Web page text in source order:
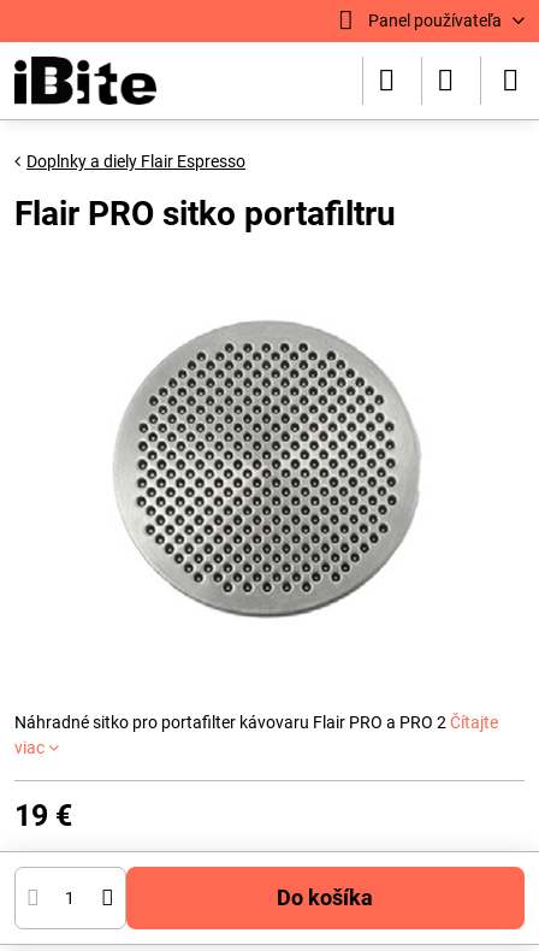
Panel používateľa
Doplnky a diely Flair Espresso
Flair PRO sitko portafiltru
Náhradné sitko pro portafilter kávovaru Flair PRO a PRO 2 Čítajte
viac
19 €
Do košíka